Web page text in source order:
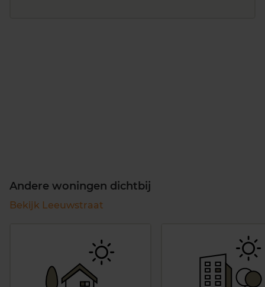
Andere woningen dichtbij
Bekijk Leeuwstraat